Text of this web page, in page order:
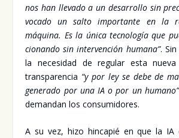
nos han lle­va­do a un desa­rro­llo sin
vo­ca­do un sal­to impor­tan­te en la
máqui­na. Es la úni­ca tec­no­lo­gía que
cio­nan­do sin inter­ven­ción huma­na”.
la nece­si­dad de regu­lar esta
trans­pa­ren­cia “y por ley se debe de
gene­ra­do por una IA o por un humano”
deman­dan los con­su­mi­do­res.
A su vez, hizo hin­ca­pié en que la IA